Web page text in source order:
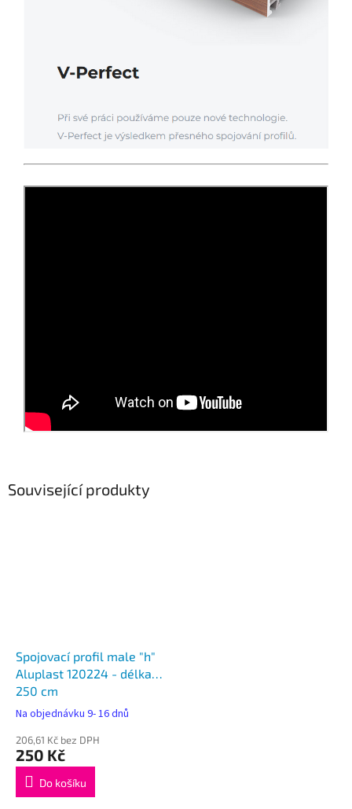
Související produkty
Spojovací profil male "h"
Aluplast 120224 - délka
250 cm
Na objednávku 9- 16 dnů
206,61 Kč bez DPH
250 Kč
Do košíku